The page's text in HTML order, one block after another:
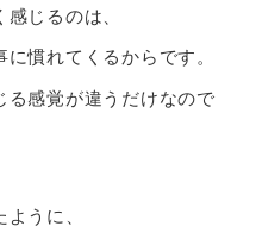
じるのは、
慣れてくるからです。
る感覚が違うだけなので
うに、